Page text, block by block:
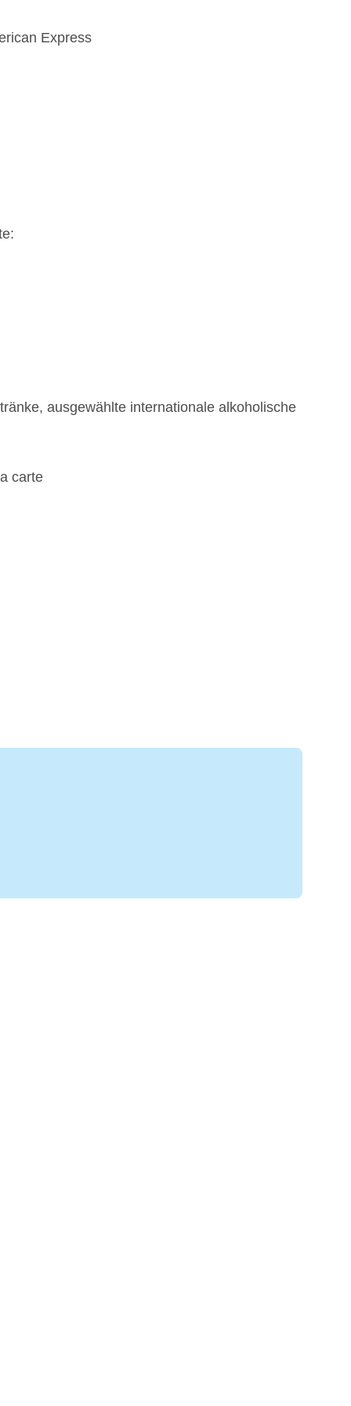
Express
ausgewählte internationale alkoholische
carte